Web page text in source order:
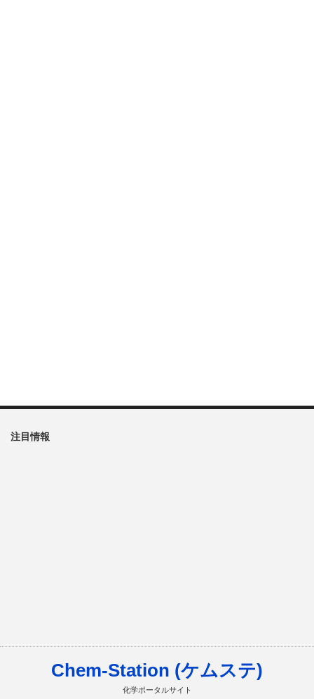
注目情報
Chem-Station (ケムステ)
化学ポータルサイト